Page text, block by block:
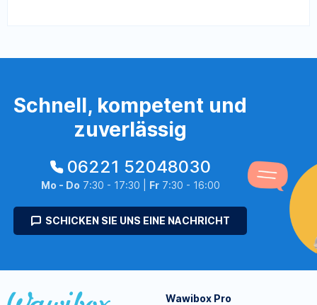
Schnell, kompetent und
zuverlässig
06221 52048030
Mo - Do 7:30 - 17:30 | Fr7:30 - 16:00
SCHICKEN SIE UNS EINE NACHRICHT
Wawibox Pro